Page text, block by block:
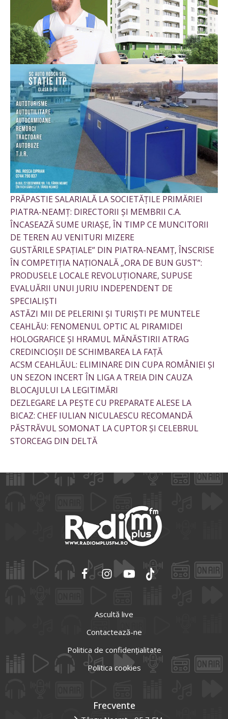
PRĂPASTIE SALARIALĂ LA SOCIETĂȚILE PRIMĂRIEI
PIATRA-NEAMȚ: DIRECTORII ȘI MEMBRII C.A.
ÎNCASEAZĂ SUME URIAȘE, ÎN TIMP CE MUNCITORII
DE TEREN AU VENITURI MIZERE
GUSTĂRILE SPAȚIALE” DIN PIATRA-NEAMȚ, ÎNSCRISE
ÎN COMPETIȚIA NAȚIONALĂ „ORA DE BUN GUST”:
PRODUSELE LOCALE REVOLUȚIONARE, SUPUSE
EVALUĂRII UNUI JURIU INDEPENDENT DE
SPECIALIȘTI
ASTĂZI MII DE PELERINI ȘI TURIȘTI PE MUNTELE
CEAHLĂU: FENOMENUL OPTIC AL PIRAMIDEI
HOLOGRAFICE ȘI HRAMUL MĂNĂSTIRII ATRAG
CREDINCIOȘII DE SCHIMBAREA LA FAȚĂ
ACSM CEAHLĂUL: ELIMINARE DIN CUPA ROMÂNIEI ȘI
UN SEZON INCERT ÎN LIGA A TREIA DIN CAUZA
BLOCAJULUI LA LEGITIMĂRI
DEZLEGARE LA PEȘTE CU PREPARATE ALESE LA
BICAZ: CHEF IULIAN NICULAESCU RECOMANDĂ
PĂSTRĂVUL SOMONAT LA CUPTOR ȘI CELEBRUL
STORCEAG DIN DELTĂ
Ascultă live
Contactează-ne
Politica de confidențialitate
Politica cookies
Frecvente